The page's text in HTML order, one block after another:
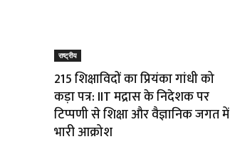
राष्ट्रीय
215 शिक्षाविदों का प्रियंका गांधी को
कड़ा पत्र: IIT मद्रास के निदेशक पर
टिप्पणी से शिक्षा और वैज्ञानिक जगत में
भारी आक्रोश